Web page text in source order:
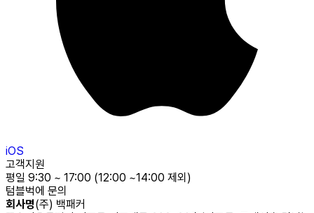
iOS
고객지원
평일 9:30 ~ 17:00 (12:00 ~14:00 제외)
텀블벅에 문의
회사명(주) 백패커